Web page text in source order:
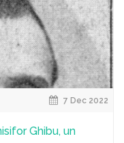
7 Dec 2022
Ghibu, un